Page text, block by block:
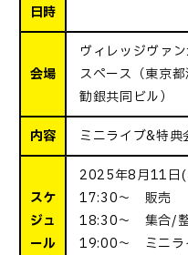
日時
会場
ヴィレッジヴァ
スペース（東京
勧銀共同ビル）
内容 ミニライブ&特典
スケ
ジュ
ール
2025年8月11日
17:30～ 販売
18:30～ 集合/
19:00～ ミニラ